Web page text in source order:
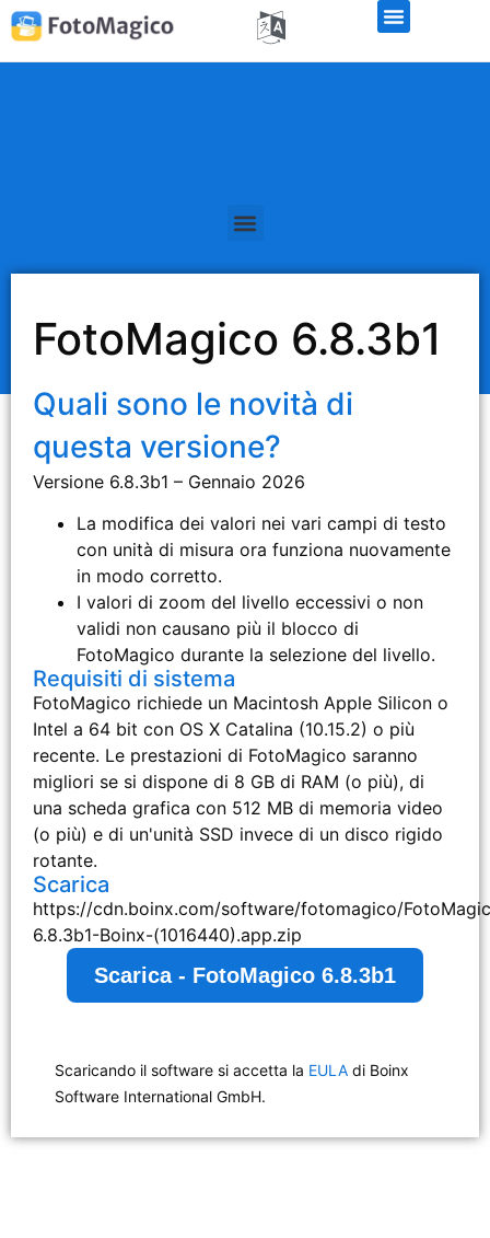
FotoMagico 6.8.3b1
Quali sono le novità di
questa versione?
Versione 6.8.3b1 – Gennaio 2026
La modifica dei valori nei vari campi di testo
con unità di misura ora funziona nuovamente
in modo corretto.
I valori di zoom del livello eccessivi o non
validi non causano più il blocco di
FotoMagico durante la selezione del livello.
Requisiti di sistema
FotoMagico richiede un Macintosh Apple Silicon o
Intel a 64 bit con OS X Catalina (10.15.2) o più
recente. Le prestazioni di FotoMagico saranno
migliori se si dispone di 8 GB di RAM (o più), di
una scheda grafica con 512 MB di memoria video
(o più) e di un'unità SSD invece di un disco rigido
rotante.
Scarica
https://cdn.boinx.com/software/fotomagico/
6.8.3b1-Boinx-(1016440).app.zip
Scarica - FotoMagico 6.8.3b1
Scaricando il software si accetta la EULA di Boinx
Software International GmbH.